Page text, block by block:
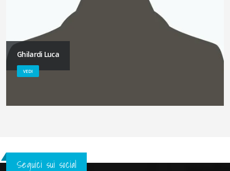
Ghilardi Luca
VEDI
Seguici sui social